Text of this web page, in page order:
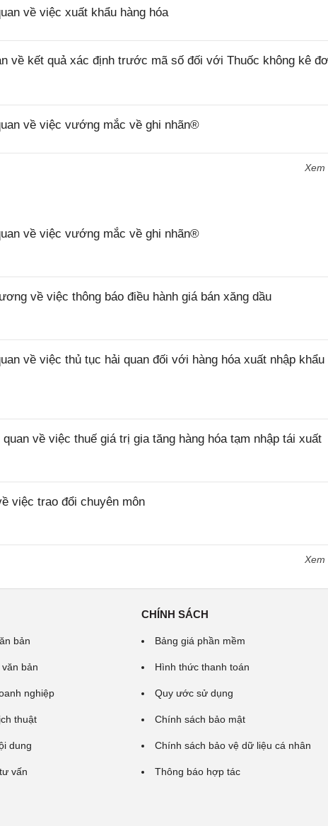
về việc xuất khẩu hàng hóa
về kết quả xác định trước mã số đối với Thuốc không kê
về việc vướng mắc về ghi nhãn®
về việc vướng mắc về ghi nhãn®
về việc thông báo điều hành giá bán xăng dầu
về việc thủ tục hải quan đối với hàng hóa xuất nhập khẩu
về việc thuế giá trị gia tăng hàng hóa tạm nhập tái xuất
việc trao đổi chuyên môn
bản
bản
nghiệp
thuật
dung
vấn
CHÍNH SÁCH
Bảng giá phần mềm
Hình thức thanh toán
Quy ước sử dụng
Chính sách bảo mật
Chính sách bảo vệ dữ liệu cá nhân
Thông báo hợp tác